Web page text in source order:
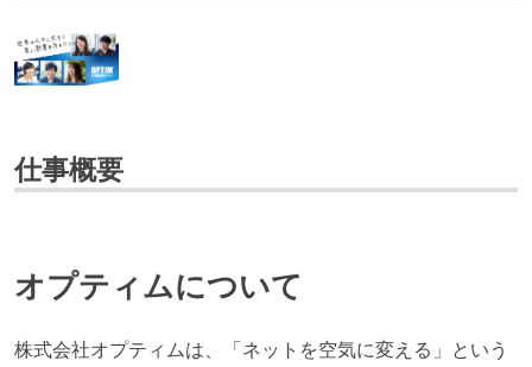
仕事概要
オプティムについて
株式会社オプティムは、「ネットを空気に変える」という